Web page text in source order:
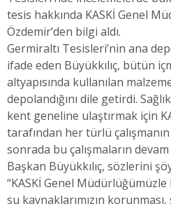
tesis hakkında KASKİ Genel
Özdemir’den bilgi aldı.
Germiraltı Tesisleri’nin ana
ifade eden Büyükkılıç, bütün
altyapısında kullanılan
depolandığını dile getirdi.
kent geneline ulaştırmak için
tarafından her türlü çalışmanın
sonrada bu çalışmaların
Başkan Büyükkılıç, sözlerini
“KASKİ Genel Müdürlüğümüzle
su kaynaklarımızın